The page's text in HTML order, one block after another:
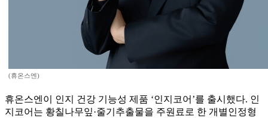
(휴온스엔)
휴온스엔이 인지 건강 기능성 제품 ‘인지코어’를 출시했다. 인
지코어는 황칠나무잎·줄기추출물을 주원료로 한 개별인정형